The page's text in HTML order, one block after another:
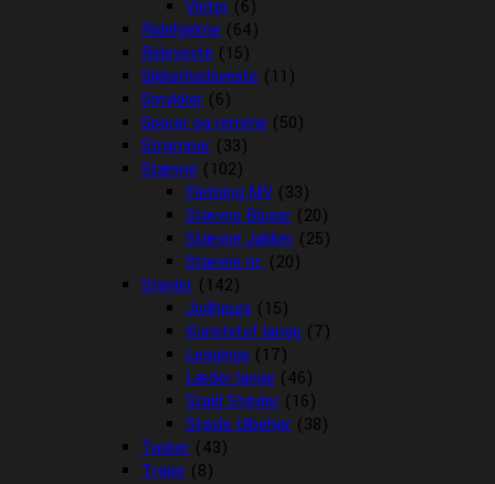
Vinter (6)
Ridehjelme (64)
Rideveste (15)
Sikkerhedsveste (11)
Smykker (6)
Sporer og remme (50)
Strømper (33)
Stævne (102)
Fletning MV (33)
Stævne Bluser (20)
Stævne Jakker (25)
Stævne nr. (20)
Støvler (142)
Jodhpurs (15)
Kunststof lange (7)
Leggings (17)
Læder lange (46)
Stald Støvler (16)
Støvle tilbehør (38)
Tasker (43)
Trøjer (8)